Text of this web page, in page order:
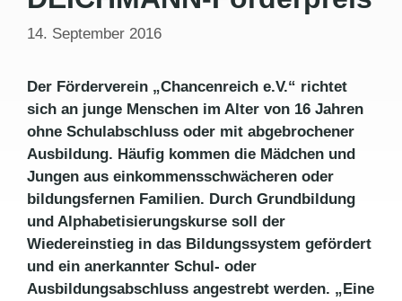
14. September 2016
Der Förderverein „Chancenreich e.V.“ richtet
sich an junge Menschen im Alter von 16 Jahren
ohne Schulabschluss oder mit abgebrochener
Ausbildung. Häufig kommen die Mädchen und
Jungen aus einkommensschwächeren oder
bildungsfernen Familien. Durch Grundbildung
und Alphabetisierungskurse soll der
Wiedereinstieg in das Bildungssystem gefördert
und ein anerkannter Schul- oder
Ausbildungsabschluss angestrebt werden. „Eine